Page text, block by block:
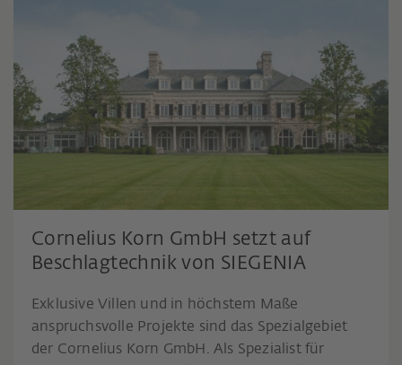
Cornelius Korn GmbH setzt auf
Beschlagtechnik von SIEGENIA
Exklusive Villen und in höchstem Maße
anspruchsvolle Projekte sind das Spezialgebiet
der Cornelius Korn GmbH. Als Spezialist für